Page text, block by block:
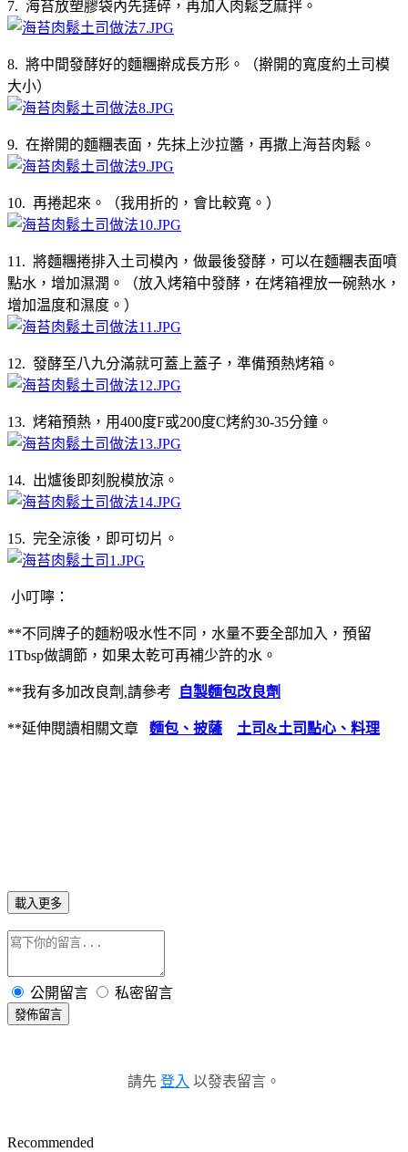
7. 海苔放塑膠袋內先搓碎，再加入肉鬆芝麻拌。
8. 將中間發酵好的麵糰擀成長方形。（擀開的寬度約土司模
大小）
9. 在擀開的麵糰表面，先抹上沙拉醬，再撒上海苔肉鬆。
10. 再捲起來。（我用折的，會比較寬。）
11. 將麵糰捲排入土司模內，做最後發酵，可以在麵糰表面噴
點水，增加濕潤。（放入烤箱中發酵，在烤箱裡放一碗熱水，
增加温度和濕度。）
12. 發酵至八九分滿就可蓋上蓋子，準備預熱烤箱。
13. 烤箱預熱，用400度F或200度C烤約30-35分鐘。
14. 出爐後即刻脫模放涼。
15. 完全涼後，即可切片。
小叮嚀：
**不同牌子的麵粉吸水性不同，水量不要全部加入，預留
1Tbsp做調節，如果太乾可再補少許的水。
**我有多加改良劑,請參考 自製麵包改良劑
**延伸閱讀相關文章 麵包、披薩 土司&土司點心、料理
載入更多
公開留言 私密留言
發佈留言
請先 登入 以發表留言。
Recommended